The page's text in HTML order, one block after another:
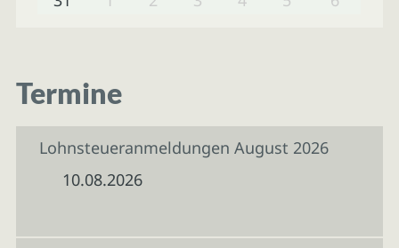
Termine
Lohnsteueranmeldungen August 2026
10.08.2026